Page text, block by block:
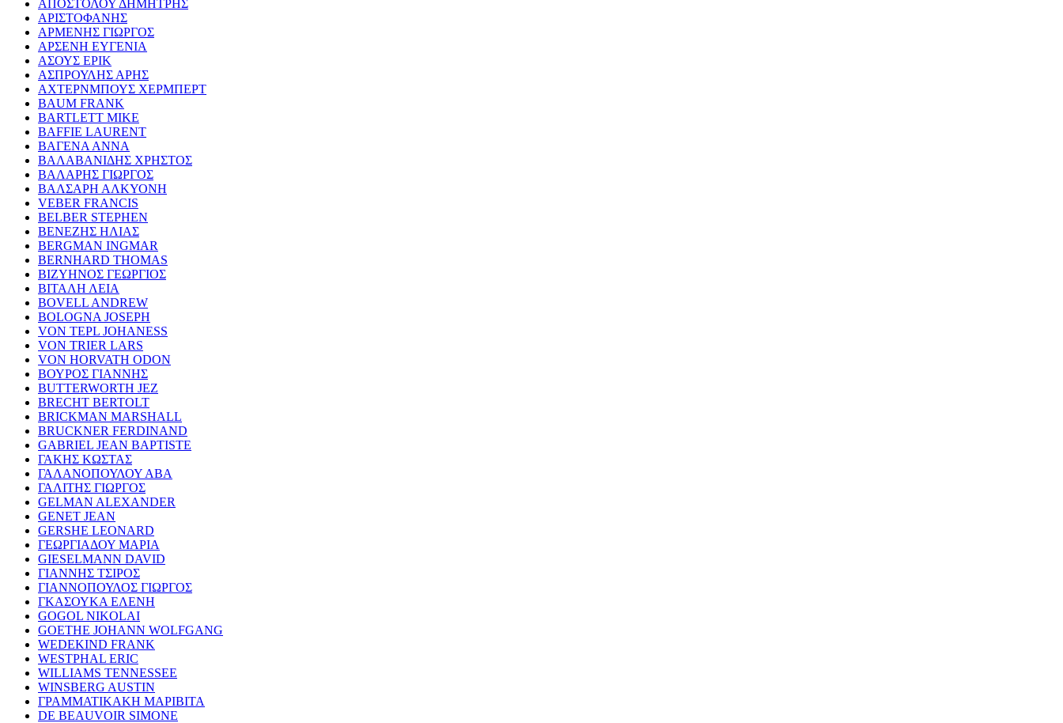
ΑΠΟΣΤΟΛΟΥ ΔΗΜΗΤΡΗΣ
ΑΡΙΣΤΟΦΑΝΗΣ
ΑΡΜΕΝΗΣ ΓΙΩΡΓΟΣ
ΑΡΣΕΝΗ ΕΥΓΕΝΙΑ
ΑΣΟΥΣ ΕΡΙΚ
ΑΣΠΡΟΥΛΗΣ ΑΡΗΣ
ΑΧΤΕΡΝΜΠΟΥΣ ΧΕΡΜΠΕΡΤ
BAUM FRANK
BARTLETT MIKE
BAFFIE LAURENT
ΒΑΓΕΝΑ ΑΝΝΑ
ΒΑΛΑΒΑΝΙΔΗΣ ΧΡΗΣΤΟΣ
ΒΑΛΑΡΗΣ ΓΙΩΡΓΟΣ
ΒΑΛΣΑΡΗ ΑΛΚΥΟΝΗ
VEBER FRANCIS
BELBER STEPHEN
ΒΕΝΕΖΗΣ ΗΛΙΑΣ
BERGMAN INGMAR
BERNHARD THOMAS
ΒΙΖΥΗΝΟΣ ΓΕΩΡΓΙΟΣ
ΒΙΤΑΛΗ ΛΕΙΑ
BOVELL ANDREW
BOLOGNA JOSEPH
VON TEPL JOHANESS
VON TRIER LARS
VON HORVATH ODON
ΒΟΥΡΟΣ ΓΙΑΝΝΗΣ
BUTTERWORTH JEZ
BRECHT BERTOLT
BRICKMAN MARSHALL
BRUCKNER FERDINAND
GABRIEL JEAN BAPTISTE
ΓΑΚΗΣ ΚΩΣΤΑΣ
ΓΑΛΑΝΟΠΟΥΛΟΥ ΑΒΑ
ΓΑΛΙΤΗΣ ΓΙΩΡΓΟΣ
GELMAN ALEXANDER
GENET JEAN
GERSHE LEONARD
ΓΕΩΡΓΙΑΔΟΥ ΜΑΡΙΑ
GIESELMANN DAVID
ΓΙΑΝΝΗΣ ΤΣΙΡΟΣ
ΓΙΑΝΝΟΠΟΥΛΟΣ ΓΙΩΡΓΟΣ
ΓΚΑΣΟΥΚΑ ΕΛΕΝΗ
GOGOL NIKOLAI
GOETHE JOHANN WOLFGANG
WEDEKIND FRANK
WESTPHAL ERIC
WILLIAMS TENNESSEE
WINSBERG AUSTIN
ΓΡΑΜΜΑΤΙΚΑΚΗ ΜΑΡΙΒΙΤΑ
DE BEAUVOIR SIMONE